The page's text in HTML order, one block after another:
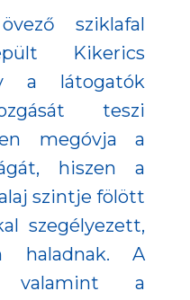
sziklafal
Kikerics
a látogatók
teszi
megóvja a
hiszen a
szintje fölött
szegélyezett,
haladnak. A
valamint a